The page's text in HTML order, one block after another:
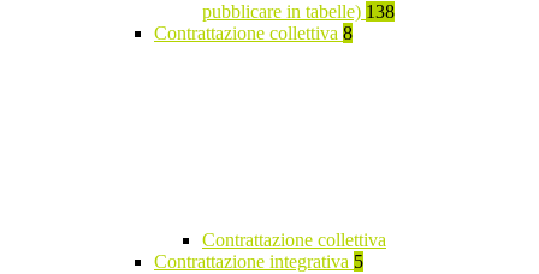
pubblicare in tabelle) 138
Contrattazione collettiva 8
Contrattazione collettiva
Contrattazione integrativa 5